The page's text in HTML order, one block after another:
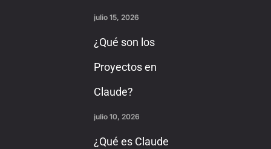
julio 15, 2026
¿Qué son los
Proyectos en
Claude?
julio 10, 2026
¿Qué es Claude